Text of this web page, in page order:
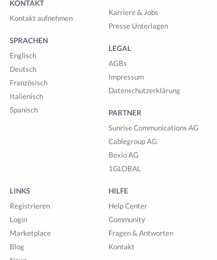
KONTAKT
Kontakt aufnehmen
SPRACHEN
Englisch
Deutsch
Französisch
Italienisch
Spanisch
Karriere & Jobs
Presse Unterlagen
LEGAL
AGBs
Impressum
Datenschutzerklärung
PARTNER
Sunrise Communications AG
Cablegroup AG
Bexio AG
1GLOBAL
LINKS
Registrieren
Login
Marketplace
Blog
HILFE
Help Center
Community
Fragen & Antworten
Kontakt